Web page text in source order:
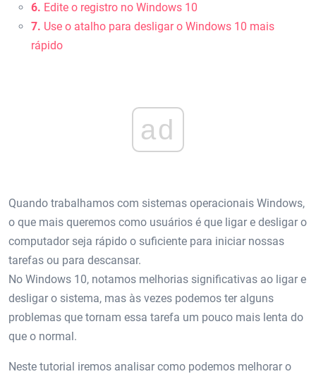
6. Edite o registro no Windows 10
7. Use o atalho para desligar o Windows 10 mais
rápido
ad
Quando trabalhamos com sistemas operacionais Windows,
o que mais queremos como usuários é que ligar e desligar o
computador seja rápido o suficiente para iniciar nossas
tarefas ou para descansar.
No Windows 10, notamos melhorias significativas ao ligar e
desligar o sistema, mas às vezes podemos ter alguns
problemas que tornam essa tarefa um pouco mais lenta do
que o normal.
Neste tutorial iremos analisar como podemos melhorar o